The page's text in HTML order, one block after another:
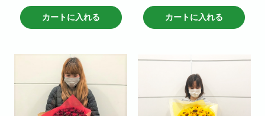
その他、黄色・ピンク・白・オ
備考欄に何色で作成希望と記載
頂ければ大丈夫です。
※お花の仕入れの関係上入荷出来
ない場合もございますので
ご了承下さいませ。
カートに入れる
その他、黄色・ピンク・白・オ
頂ければ大丈夫です。
※お花の仕入れの関係上入荷出来
ない場合もございますので
ご了承下さいませ。
カートに入れる